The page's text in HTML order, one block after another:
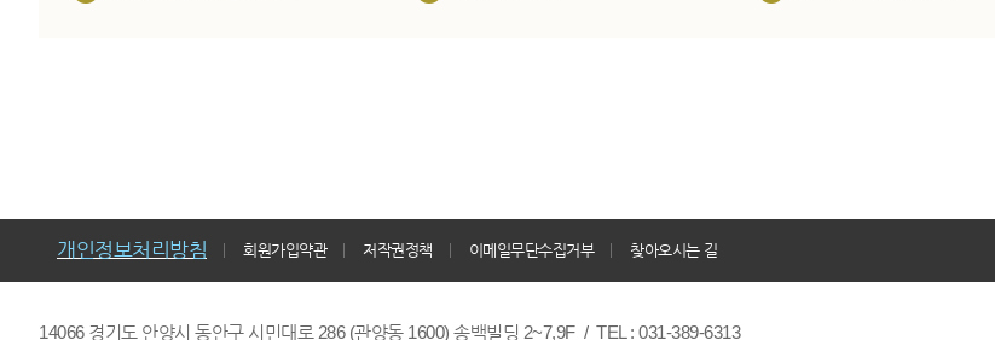
개인정보처리방침 회원가입약관 저작권정책 이메일무단수집거부 찾아오시는 길
14066 경기도 안양시 동안구 시민대로 286 (관양동 1600) 송백빌딩 2~7,9F / TEL : 031-389-6313